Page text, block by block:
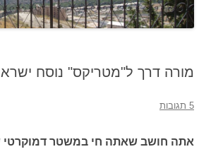
מורה דרך ל"מטריקס" נוסח ישראל
אתה חושב שאתה חי במשטר דמוקרטי